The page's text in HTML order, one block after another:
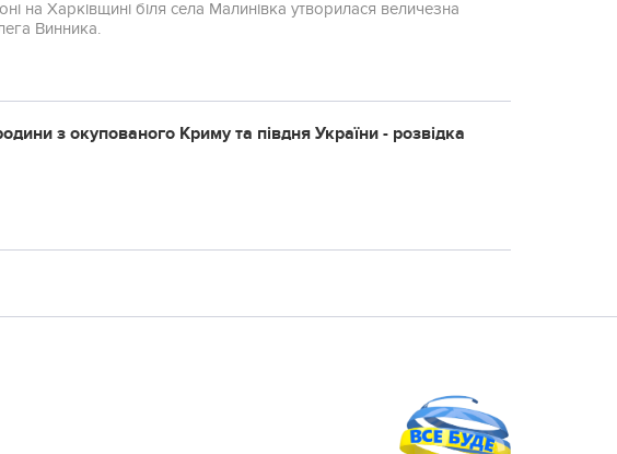
на Харківщині біля села Малинівка утворилася величезна
Винника.
з окупованого Криму та півдня України - розвідка